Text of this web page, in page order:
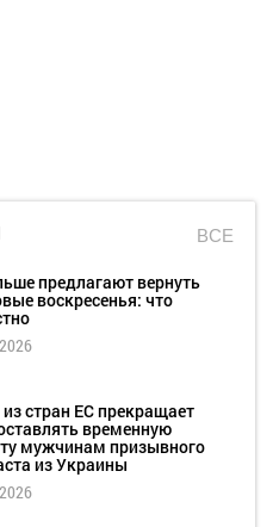
ВСЕ
предлагают вернуть
воскресенья: что
стран ЕС прекращает
временную
мужчинам призывного
из Украины